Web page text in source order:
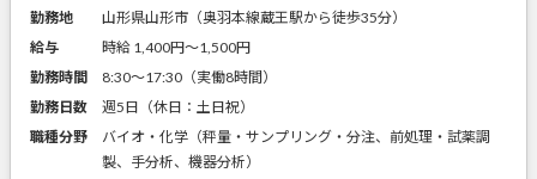
勤務地
山形県山形市（奥羽本線蔵王駅から徒歩35分）
給与
時給 1,400円〜1,500円
勤務時間
8:30～17:30（実働8時間）
勤務日数
週5日（休日：土日祝）
職種分野
バイオ・化学（秤量・サンプリング・分注、前処理・試薬調
製、手分析、機器分析）